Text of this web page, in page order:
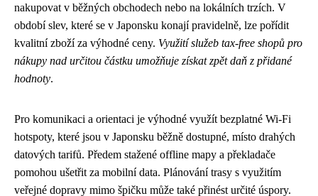
nakupovat v běžných obchodech nebo na lokálních trzích. V
období slev, které se v Japonsku konají pravidelně, lze pořídit
kvalitní zboží za výhodné ceny. Využití služeb tax-free shopů pro
nákupy nad určitou částku umožňuje získat zpět daň z přidané
hodnoty.
Pro komunikaci a orientaci je výhodné využít bezplatné Wi-Fi
hotspoty, které jsou v Japonsku běžně dostupné, místo drahých
datových tarifů. Předem stažené offline mapy a překladače
pomohou ušetřit za mobilní data. Plánování trasy s využitím
veřejné dopravy mimo špičku může také přinést určité úspory.